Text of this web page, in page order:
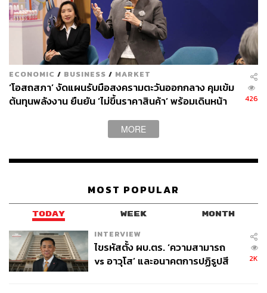
ECONOMIC / BUSINESS / MARKET
‘โอสถสภา’ งัดแผนรับมือสงครามตะวันออกกลาง คุมเข้ม
ต้นทุนพลังงาน ยืนยัน ‘ไม่ขึ้นราคาสินค้า’ พร้อมเดินหน้า
426
MORE
MOST POPULAR
TODAY WEEK MONTH
INTERVIEW
ไขรหัสตั้ง ผบ.ตร. ‘ความสามารถ
vs อาวุโส’ และอนาคตการปฏิรูปสี
2K